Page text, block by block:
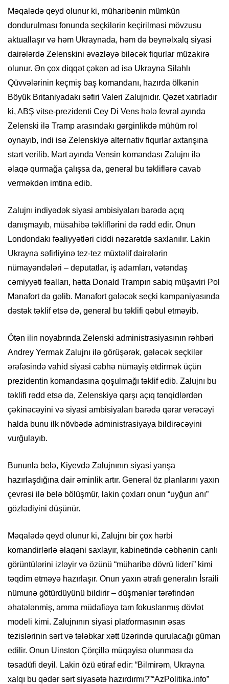
Məqalədə qeyd olunur ki, müharibənin mümkün
dondurulması fonunda seçkilərin keçirilməsi mövzusu
aktuallaşır və həm Ukraynada, həm də beynəlxalq siyasi
dairələrdə Zelenskini əvəzləyə biləcək fiqurlar müzakirə
olunur. Ən çox diqqət çəkən ad isə Ukrayna Silahlı
Qüvvələrinin keçmiş baş komandanı, hazırda ölkənin
Böyük Britaniyadakı səfiri Valeri Zalujnıdır. Qəzet xatırladır
ki, ABŞ vitse-prezidenti Cey Di Vens hələ fevral ayında
Zelenski ilə Tramp arasındakı gərginlikdə mühüm rol
oynayıb, indi isə Zelenskiyə alternativ fiqurlar axtarışına
start verilib. Mart ayında Vensin komandası Zalujnı ilə
əlaqə qurmağa çalışsa da, general bu təkliflərə cavab
verməkdən imtina edib.
Zalujnı indiyədək siyasi ambisiyaları barədə açıq
danışmayıb, müsahibə təkliflərini də rədd edir. Onun
Londondakı fəaliyyətləri ciddi nəzarətdə saxlanılır. Lakin
Ukrayna səfirliyinə tez-tez müxtəlif dairələrin
nümayəndələri – deputatlar, iş adamları, vətəndaş
cəmiyyəti fəalları, hətta Donald Trampın sabiq müşaviri Pol
Manafort da gəlib. Manafort gələcək seçki kampaniyasında
dəstək təklif etsə də, general bu təklifi qəbul etməyib.
Ötən ilin noyabrında Zelenski administrasiyasının rəhbəri
Andrey Yermak Zalujnı ilə görüşərək, gələcək seçkilər
ərəfəsində vahid siyasi cəbhə nümayiş etdirmək üçün
prezidentin komandasına qoşulmağı təklif edib. Zalujnı bu
təklifi rədd etsə də, Zelenskiyə qarşı açıq tənqidlərdən
çəkinəcəyini və siyasi ambisiyaları barədə qərar verəcəyi
halda bunu ilk növbədə administrasiyaya bildirəcəyini
vurğulayıb.
Bununla belə, Kiyevdə Zalujnının siyasi yarışa
hazırlaşdığına dair əminlik artır. General öz planlarını yaxın
çevrəsi ilə belə bölüşmür, lakin çoxları onun “uyğun anı”
gözlədiyini düşünür.
Məqalədə qeyd olunur ki, Zalujnı bir çox hərbi
komandirlərlə əlaqəni saxlayır, kabinetində cəbhənin canlı
görüntülərini izləyir və özünü “müharibə dövrü lideri” kimi
təqdim etməyə hazırlaşır. Onun yaxın ətrafı generalın İsraili
nümunə götürdüyünü bildirir – düşmənlər tərəfindən
əhatələnmiş, amma müdafiəyə tam fokuslanmış dövlət
modeli kimi. Zalujnının siyasi platformasının əsas
tezislərinin sərt və tələbkar xətt üzərində qurulacağı güman
edilir. Onun Uinston Çörçillə müqayisə olunması da
təsadüfi deyil. Lakin özü etiraf edir: “Bilmirəm, Ukrayna
xalqı bu qədər sərt siyasətə hazırdırmı?”“AzPolitika.info”